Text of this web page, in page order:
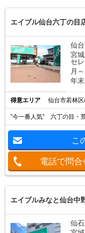
エイブル仙台六丁の目
仙
宮
セ
月
年
得意エリア 仙台市若林
”今一番人気” 六丁の目・
こ
電話で問合
エイブルみなと仙台中
仙